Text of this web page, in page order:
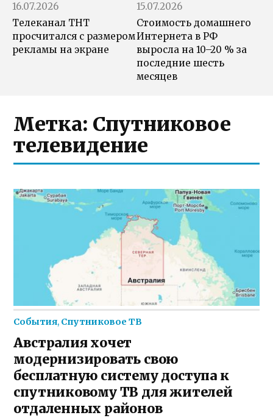
16.07.2026
Телеканал ТНТ
просчитался с размером
рекламы на экране
15.07.2026
Стоимость домашнего
Интернета в РФ
выросла на 10–20 % за
последние шесть
месяцев
Метка: Спутниковое
телевидение
События, Спутниковое ТВ
Австралия хочет
модернизировать свою
бесплатную систему доступа к
спутниковому ТВ для жителей
отдаленных районов